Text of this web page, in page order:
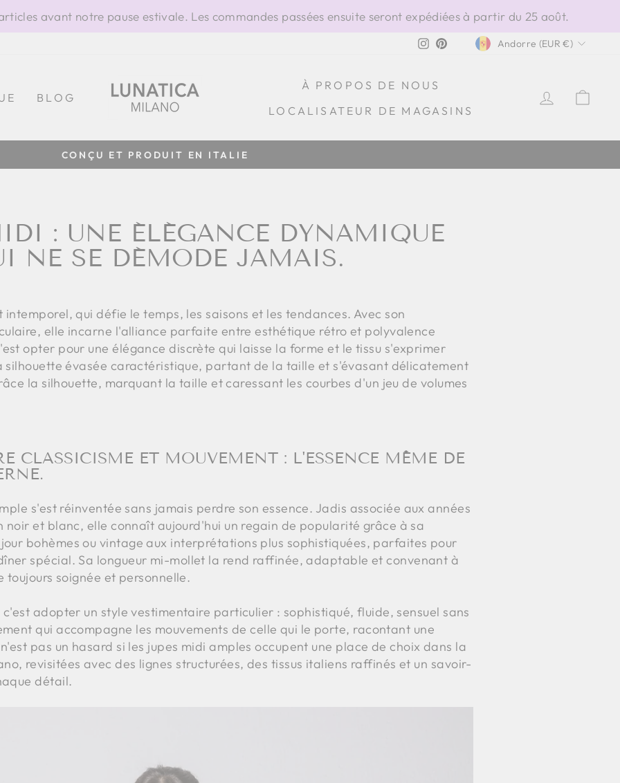
avant notre pause estivale. Les commandes passées ensuite seront expédiées à partir du 25 août.
Instagram
PinterestDEVISE
Andorre (EUR €)
BLOG
À PROPOS DE NOUS
LOCALISATEUR DE MAGASINS
SE
Diaporama
100% FABRIQUÉ EN ITALIE
: UNE ÉLÉGANCE DYNAMIQUE
NE SE DÉMODE JAMAIS.
qui défie le temps, les saisons et les tendances. Avec son
elle incarne l'alliance parfaite entre esthétique rétro et polyvalence
opter pour une élégance discrète qui laisse la forme et le tissu s'exprimer
silhouette évasée caractéristique, partant de la taille et s'évasant délicatement
la silhouette, marquant la taille et caressant les courbes d'un jeu de volumes
CLASSICISME ET MOUVEMENT : L'ESSENCE MÊME DE
s'est réinventée sans jamais perdre son essence. Jadis associée aux années
noir et blanc, elle connaît aujourd'hui un regain de popularité grâce à sa
bohèmes ou vintage aux interprétations plus sophistiquées, parfaites pour
spécial. Sa longueur mi-mollet la rend raffinée, adaptable et convenant à
toujours soignée et personnelle.
adopter un style vestimentaire particulier : sophistiqué, fluide, sensuel sans
qui accompagne les mouvements de celle qui le porte, racontant une
pas un hasard si les jupes midi amples occupent une place de choix dans la
revisitées avec des lignes structurées, des tissus italiens raffinés et un savoir-
détail.